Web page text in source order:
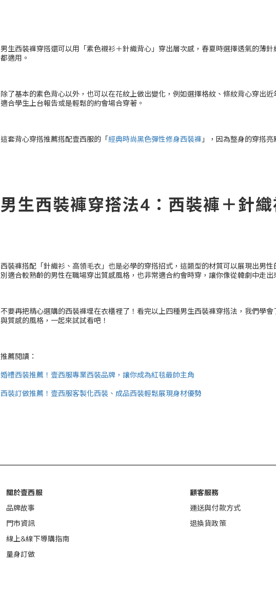
男生西裝褲穿搭還可以用「素色襯衫＋針織背心」穿出層次感，春夏時選擇透氣的薄
都適用。
除了基本的素色背心以外，也可以在花紋上做出變化，例如選擇格紋、條紋背心穿出
適合學生上台報告或是輕鬆的約會場合穿著。
這套背心穿搭推薦搭配壹西服的「經典時尚黑色彈性修身西裝褲 」，因為整身的穿搭
男生西裝褲穿搭法4：西裝褲＋針
西裝褲搭配「針織衫、高領毛衣」也是必學的穿搭招式，這類型的材質可以展現出男
別適合較熟齡的男性在職場穿出質感風格，也非常適合約會時穿，讓你像從韓劇中走出
不要再把精心選購的西裝褲埋在衣櫃裡了！看完以上四種男生西裝褲穿搭法，我們學
與質感的風格，一起來試試看吧！
推薦閱讀：
婚禮西裝推薦！壹西服專業西裝品牌，讓你成為紅毯最帥主角
西裝訂做推薦！壹西服客製化西裝、成品西裝輕鬆展現身材優勢
關於壹西服
品牌故事
門市資訊
線上&線下導購指南
量身訂做
顧客服務
運送與付款方式
退換貨政策